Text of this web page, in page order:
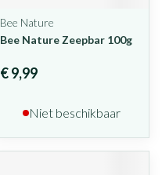
Bee Nature
Bee Nature Zeepbar 100g
€ 9,99
Niet beschikbaar